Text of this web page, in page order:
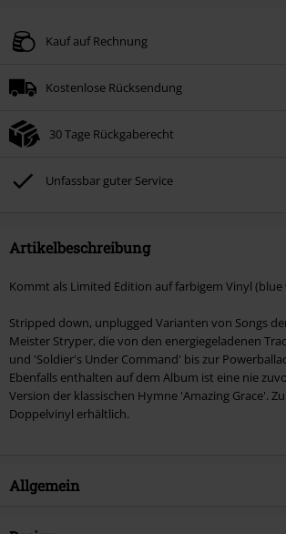
Kauf auf Rechnung
Kostenlose Rücksendung
30 Tage Rückgaberecht
Unfassbar guter Service
Artikelbeschreibung
Kommt als Limited Edition auf farbigem Vinyl (blue
Stripped down, unplugged Varianten von Songs
Meister Stryper, die von den energiegeladenen
und 'Soldier's Under Command' bis zur
Ebenfalls enthalten auf dem Album ist eine nie
Version der klassischen Hymne 'Amazing Grace'.
Doppelvinyl erhältlich.
Allgemein
Artikelnummer: